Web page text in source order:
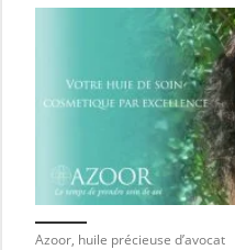
Azoor, huile précieuse d’avocat